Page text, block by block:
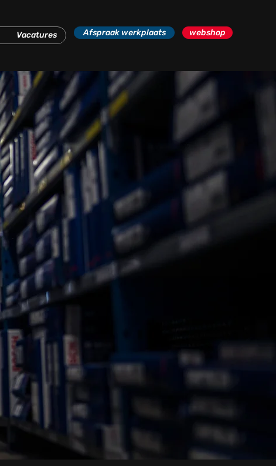
Vacatures Afspraak werkplaats webshop